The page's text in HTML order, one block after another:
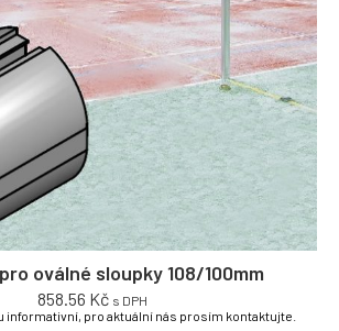
oválné sloupky 108/100mm
858.56 Kč s DPH
informativní, pro aktuální nás prosím kontaktujte.